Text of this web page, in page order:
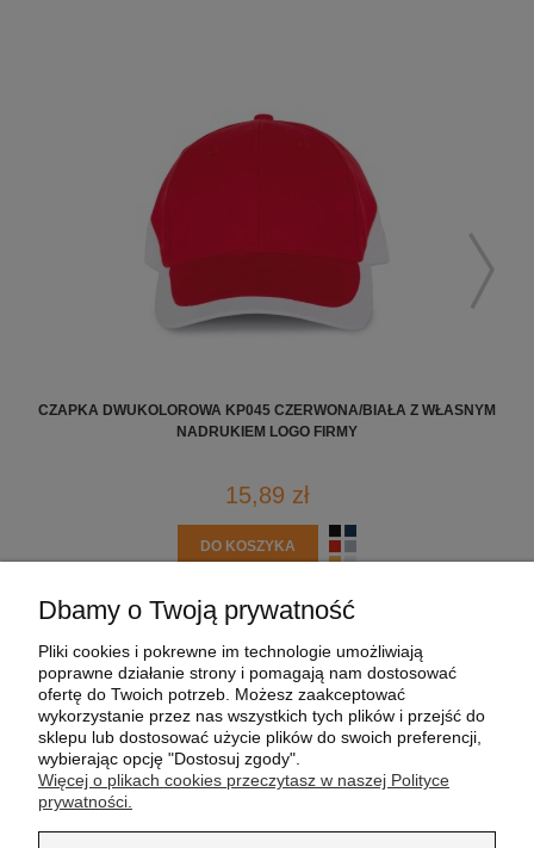
CZAPKA DWUKOLOROWA KP045 CZERWONA/BIAŁA Z WŁASNYM
NADRUKIEM LOGO FIRMY
15,89 zł
DO KOSZYKA
MOJE KONTO
PŁATNOŚCI I DOSTAWA
Dbamy o Twoją prywatność
Pliki cookies i pokrewne im technologie umożliwiają
poprawne działanie strony i pomagają nam dostosować
ofertę do Twoich potrzeb. Możesz zaakceptować
wykorzystanie przez nas wszystkich tych plików i przejść do
sklepu lub dostosować użycie plików do swoich preferencji,
wybierając opcję "Dostosuj zgody".
Więcej o plikach cookies przeczytasz w naszej Polityce
prywatności.